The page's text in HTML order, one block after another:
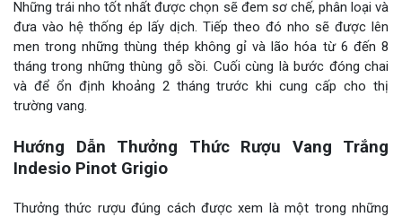
Những trái nho tốt nhất được chọn sẽ đem sơ chế, phân loại và
đưa vào hệ thống ép lấy dịch. Tiếp theo đó nho sẽ được lên
men trong những thùng thép không gỉ và lão hóa từ 6 đến 8
tháng trong những thùng gỗ sồi. Cuối cùng là bước đóng chai
và để ổn định khoảng 2 tháng trước khi cung cấp cho thị
trường vang.
Hướng Dẫn Thưởng Thức Rượu Vang Trắng
Indesio Pinot Grigio
Thưởng thức rượu đúng cách được xem là một trong những